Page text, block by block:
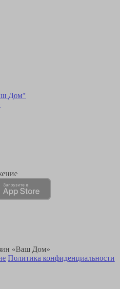
Дом"
«Ваш Дом»
Политика конфиденциальности